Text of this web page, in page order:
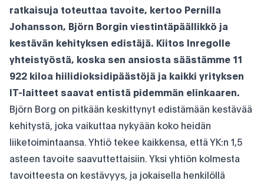
ratkaisuja toteuttaa tavoite, kertoo Pernilla
Johansson, Björn Borgin viestintäpäällikkö ja
kestävän kehityksen edistäjä. Kiitos Inregolle
yhteistyöstä, koska sen ansiosta säästämme 11
922 kiloa hiilidioksidipäästöjä ja kaikki yrityksen
IT-laitteet saavat entistä pidemmän elinkaaren.
Björn Borg on pitkään keskittynyt edistämään kestävää
kehitystä, joka vaikuttaa nykyään koko heidän
liiketoimintaansa. Yhtiö tekee kaikkensa, että YK:n 1,5
asteen tavoite saavuttettaisiin. Yksi yhtiön kolmesta
tavoitteesta on kestävyys, ja jokaisella henkilöllä